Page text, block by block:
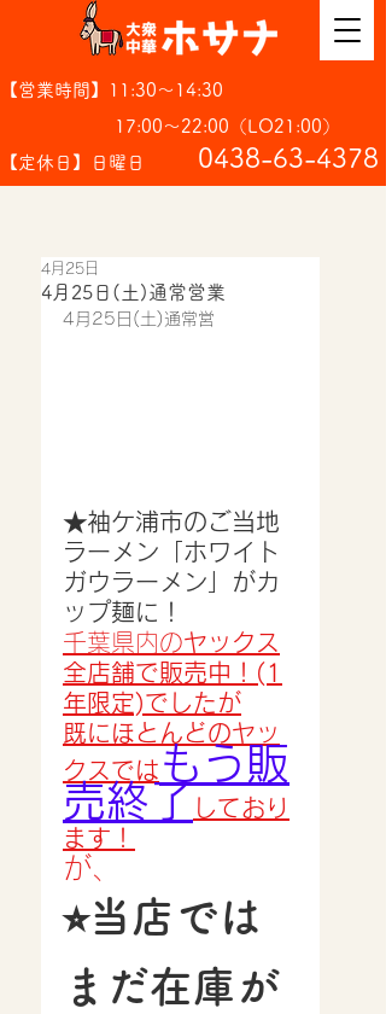
【営業時間】11:30～14:30
17:00～22:00（LO21:00）
【定休日】日曜日
​0438-63-4378
4月25日(土)通常営業
4月25日
4月25日(土)通常営
★袖ケ浦市のご当地
ラーメン「ホワイト
ガウラーメン」がカ
ップ麺に！
千葉県内のヤックス
全店舗で販売中！(1
年限定)でしたが
既にほとんどのヤッ
クスでは もう販
売終了 しており
ます！
が、
⭐︎当店では
まだ在庫が